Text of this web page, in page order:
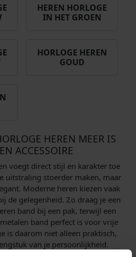
HEREN HORLOGE
IN HET GROEN
HORLOGE HEREN
GOUD
HEREN MEER IS
ACCESSOIRE
voegt direct stijl en karakter toe
uitstraling stoerder maken, maar
Moderne heren kiezen vaak
de gelegenheid. Zo draag je een
band bij een pak, terwijl een
band perfect is voor vrije
is daarom niet alleen praktisch,
van je persoonlijkheid.